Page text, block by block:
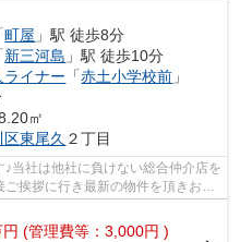
町屋 」駅 徒歩8分
新三河島 」駅 徒歩10分
ライナー 「赤土小学校前 」
㎡
区東尾久 ２丁目
当社は他社に負けない総合仲介店を
挨拶に行き最新の物件を頂きお客
円 (管理費等：3,000円 )